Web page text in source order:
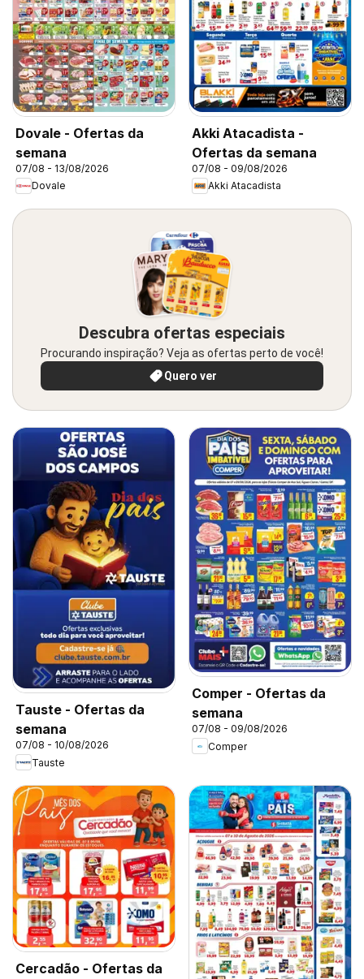
Dovale - Ofertas da
semana
07/08 - 13/08/2026
Dovale
Akki Atacadista -
Ofertas da semana
07/08 - 09/08/2026
Akki Atacadista
Descubra ofertas especiais
Procurando inspiração? Veja as ofertas perto de você!
Quero ver
Tauste - Ofertas da
semana
07/08 - 10/08/2026
Tauste
Comper - Ofertas da
semana
07/08 - 09/08/2026
Comper
Cercadão - Ofertas da